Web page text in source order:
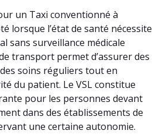
un Taxi conventionné à
lorsque l’état de santé nécessite
sans surveillance médicale
transport permet d’assurer des
soins réguliers tout en
du patient. Le VSL constitue
pour les personnes devant
dans des établissements de
une certaine autonomie.